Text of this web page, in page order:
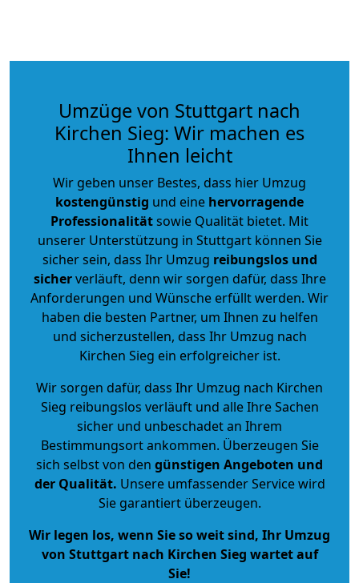
Umzüge von Stuttgart nach
Kirchen Sieg: Wir machen es
Ihnen leicht
Wir geben unser Bestes, dass hier Umzug
kostengünstig und eine hervorragende
Professionalitätsowie Qualität bietet. Mit
unserer Unterstützung in Stuttgart können Sie
sicher sein, dass Ihr Umzug reibungslos und
sicherverläuft, denn wir sorgen dafür, dass Ihre
Anforderungen und Wünsche erfüllt werden. Wir
haben die besten Partner, um Ihnen zu helfen
und sicherzustellen, dass Ihr Umzug nach
Kirchen Sieg ein erfolgreicher ist.
Wir sorgen dafür, dass Ihr Umzug nach Kirchen
Sieg reibungslos verläuft und alle Ihre Sachen
sicher und unbeschadet an Ihrem
Bestimmungsort ankommen. Überzeugen Sie
sich selbst von den günstigen Angeboten und
der Qualität. Unsere umfassender Service wird
Sie garantiert überzeugen.
Wir legen los, wenn Sie so weit sind, Ihr Umzug
von Stuttgart nach Kirchen Sieg wartet auf
Sie!